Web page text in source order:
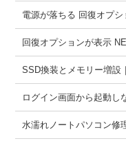
電源が落ちる 回復オプ
回復オプションが表示
SSD換装とメモリー増設
ログイン画面から起動し
水濡れノートパソコン修